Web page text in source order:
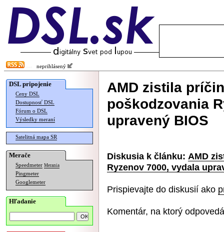
neprihlásený
DSL pripojenie
Ceny DSL
Dostupnosť DSL
Fórum o DSL
Výsledky meraní
Satelitná mapa SR
Merače
Speedmeter Merania
Pingmeter
Googlemeter
Hľadanie
AMD zistila
poškodzovania
upravený BIOS
Diskusia k článku: AMD
Ryzenov 7000, vydala
Prispievajte do diskusií ako
Komentár, na ktorý